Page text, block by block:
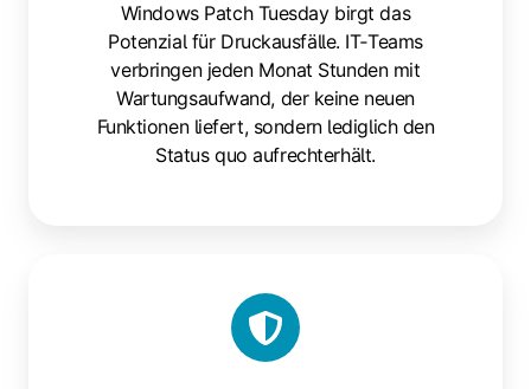
Windows Patch Tuesday birgt das
Potenzial für Druckausfälle. IT‑Teams
verbringen jeden Monat Stunden mit
Wartungsaufwand, der keine neuen
Funktionen liefert, sondern lediglich den
Status quo aufrechterhält.
sind
ein
Sicherheitsrisiko